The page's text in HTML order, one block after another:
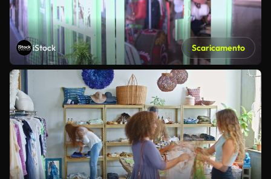
iStock Scaricamento